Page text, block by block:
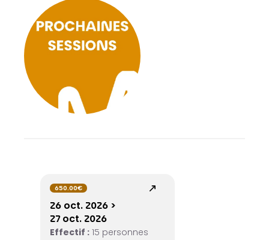
650.00€
26 oct. 2026 >
27 oct. 2026
Effectif : 15 personnes